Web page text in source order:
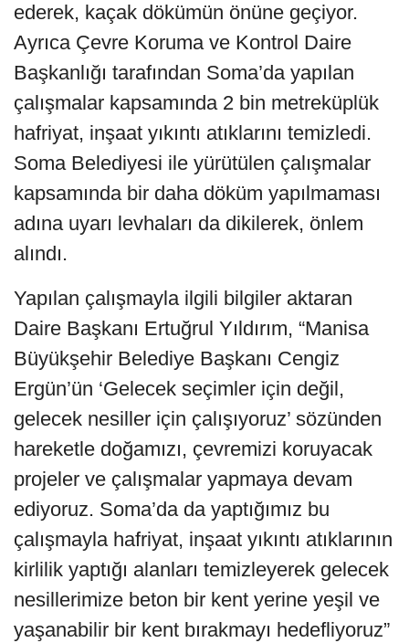
ederek, kaçak dökümün önüne geçiyor.
Ayrıca Çevre Koruma ve Kontrol Daire
Başkanlığı tarafından Soma’da yapılan
çalışmalar kapsamında 2 bin metreküplük
hafriyat, inşaat yıkıntı atıklarını temizledi.
Soma Belediyesi ile yürütülen çalışmalar
kapsamında bir daha döküm yapılmaması
adına uyarı levhaları da dikilerek, önlem
alındı.
Yapılan çalışmayla ilgili bilgiler aktaran
Daire Başkanı Ertuğrul Yıldırım, “Manisa
Büyükşehir Belediye Başkanı Cengiz
Ergün’ün ‘Gelecek seçimler için değil,
gelecek nesiller için çalışıyoruz’ sözünden
hareketle doğamızı, çevremizi koruyacak
projeler ve çalışmalar yapmaya devam
ediyoruz. Soma’da da yaptığımız bu
çalışmayla hafriyat, inşaat yıkıntı atıklarının
kirlilik yaptığı alanları temizleyerek gelecek
nesillerimize beton bir kent yerine yeşil ve
yaşanabilir bir kent bırakmayı hedefliyoruz”